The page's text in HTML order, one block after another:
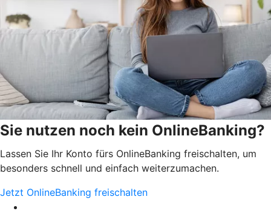
Sie nutzen noch kein OnlineBanking?
Lassen Sie Ihr Konto fürs OnlineBanking freischalten, um
besonders schnell und einfach weiterzumachen.
Jetzt OnlineBanking freischalten